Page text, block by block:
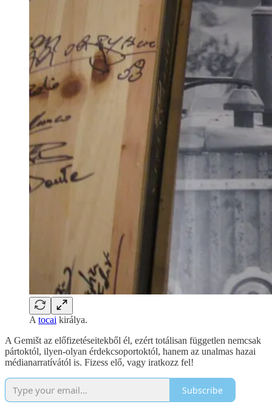
A tocai királya.
A Gemišt az előfizetéseitekből él, ezért totálisan független nemcsak
pártoktól, ilyen-olyan érdekcsoportoktól, hanem az unalmas hazai
médianarratívától is. Fizess elő, vagy iratkozz fel!
Subscribe